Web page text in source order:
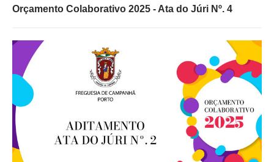
Orçamento Colaborativo 2025 - Ata do Júri Nº. 4